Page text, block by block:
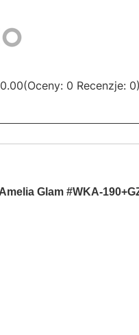
0.00(Oceny: 0 Recenzje: 0)
Glam #WKA-